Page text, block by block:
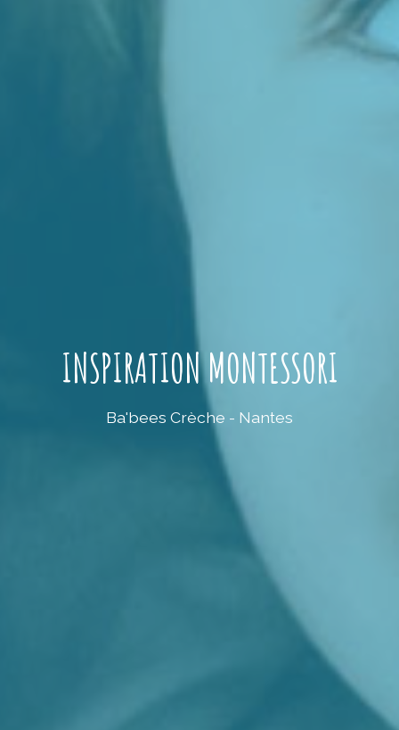
INSPIRATION MONTESSORI
Ba'bees Crèche - Nantes